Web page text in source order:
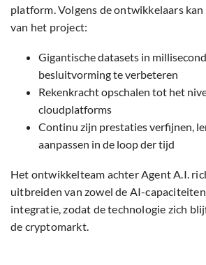
platform. Volgens de ontwikkelaars
van het project:
Gigantische datasets in
besluitvorming te verbeteren
Rekenkracht opschalen tot het
cloudplatforms
Continu zijn prestaties verfijnen,
aanpassen in de loop der tijd
Het ontwikkelteam achter Agent A.I.
uitbreiden van zowel de AI-
integratie, zodat de technologie zich
de cryptomarkt.